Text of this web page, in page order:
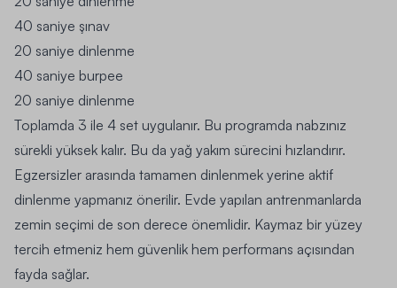
40 saniye şınav
20 saniye dinlenme
40 saniye burpee
20 saniye dinlenme
Toplamda 3 ile 4 set uygulanır. Bu programda nabzınız
sürekli yüksek kalır. Bu da yağ yakım sürecini hızlandırır.
Egzersizler arasında tamamen dinlenmek yerine aktif
dinlenme yapmanız önerilir. Evde yapılan antrenmanlarda
zemin seçimi de son derece önemlidir. Kaymaz bir yüzey
tercih etmeniz hem güvenlik hem performans açısından
fayda sağlar.